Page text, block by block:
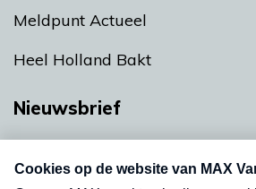
Meldpunt Actueel
Heel Holland Bakt
Nieuwsbrief
nieuwsbrief. Elke vrijdag- en